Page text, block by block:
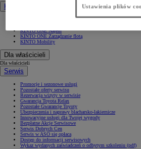
KINTO ONE
KINTO ONE Leasing niższych rat
KINTO ONE Najem
KINTO ONE Zarządzanie flotą
KINTO Mobility
Dla właścicieli
Dla właścicieli
Serwis
Promocje i sezonowe usługi
Pozostałe oferty serwisu
Rezerwacja wizyty w serwisie
Gwarancja Toyota Relax
Pozostałe Gwarancje Toyoty
Ubezpieczenia i naprawy blacharsko-lakiernicze
Innowacyjne usługi dla Twojej wygody
Bezpłatne Akcje Serwisowe
Serwis Dobrych Cen
Serwis w ASO się opłaca
Dostęp do informacji serwisowych
Wykaz wydanych zaświadczeń o odbytym szkoleniu (pdf)
Ustawienia plików